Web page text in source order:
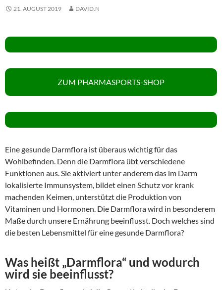
21. AUGUST 2019 DAVID.N
ZUM PHARMASPORTS-SHOP
Eine gesunde Darmflora ist überaus wichtig für das
Wohlbefinden. Denn die Darmflora übt verschiedene
Funktionen aus. Sie aktiviert unter anderem das im Darm
lokalisierte Immunsystem, bildet einen Schutz vor krank
machenden Keimen, unterstützt die Produktion von
Vitaminen und Hormonen. Die Darmflora wird in besonderem
Maße durch unsere Ernährung beeinflusst. Doch welches sind
die besten Lebensmittel für eine gesunde Darmflora?
Was heißt „Darmflora“ und wodurch
wird sie beeinflusst?